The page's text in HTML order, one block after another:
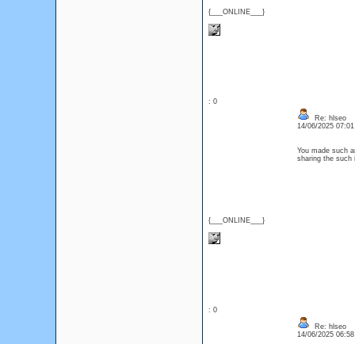
{___ONLINE___}
: 0
{___ONLINE___}
Re: hlseo
14/06/2025
You made such
sharing the
: 0
Re: hlseo
14/06/2025